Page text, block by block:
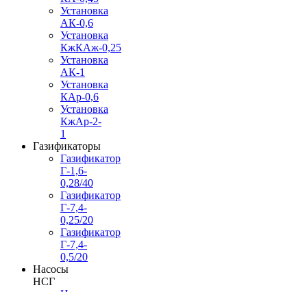
Установка
АК-0,6
Установка
КжКАж-0,25
Установка
АК-1
Установка
КАр-0,6
Установка
КжАр-2-
1
Газификаторы
Газификатор
Г-1,6-
0,28/40
Газификатор
Г-7,4-
0,25/20
Газификатор
Г-7,4-
0,5/20
Насосы
НСГ